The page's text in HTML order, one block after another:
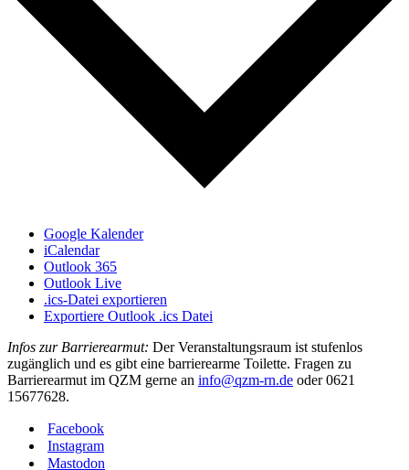
Google Kalender
iCalendar
Outlook 365
Outlook Live
.ics-Datei exportieren
Exportiere Outlook .ics Datei
Infos zur Barrierearmut: Der Veranstaltungsraum ist stufenlos
zugänglich und es gibt eine barrierearme Toilette. Fragen zu
Barrierearmut im QZM gerne an info@qzm-rn.de oder 0621
15677628.
Facebook
Instagram
Mastodon